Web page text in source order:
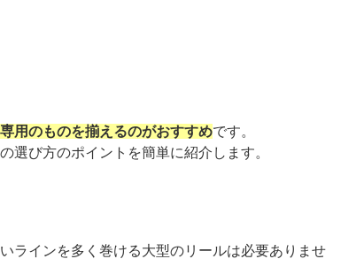
用のものを揃えるのがおすすめです。
選び方のポイントを簡単に紹介します。
ラインを多く巻ける大型のリールは必要ありませ